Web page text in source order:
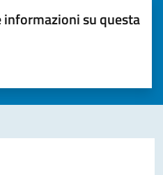
informazioni su questa
(da 1 a 5 stelle)
per valutare la chiarezza delle
su 5
5